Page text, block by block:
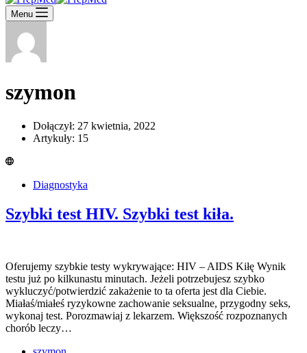
Menu
szymon
Dołączył: 27 kwietnia, 2022
Artykuły: 15
Diagnostyka
Szybki test HIV. Szybki test kiła.
Oferujemy szybkie testy wykrywające: HIV – AIDS Kiłę Wynik
testu już po kilkunastu minutach. Jeżeli potrzebujesz szybko
wykluczyć/potwierdzić zakażenie to ta oferta jest dla Ciebie.
Miałaś/miałeś ryzykowne zachowanie seksualne, przygodny seks,
wykonaj test. Porozmawiaj z lekarzem. Większość rozpoznanych
chorób leczy…